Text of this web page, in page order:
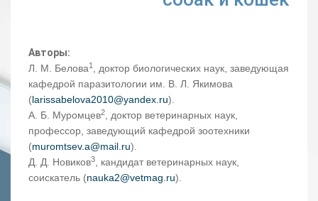
Авторы:
Л. М. Белова1 , доктор биологических наук, заведующая
кафедрой паразитологии им. В. Л. Якимова
(larissabelova2010@yandex.ru).
А. Б. Муромцев2, доктор ветеринарных наук,
профессор, заведующий кафедрой зоотехники
(muromtsev.a@mail.ru).
Д. Д. Новиков3, кандидат ветеринарных наук,
соискатель (nauka2@vetmag.ru).